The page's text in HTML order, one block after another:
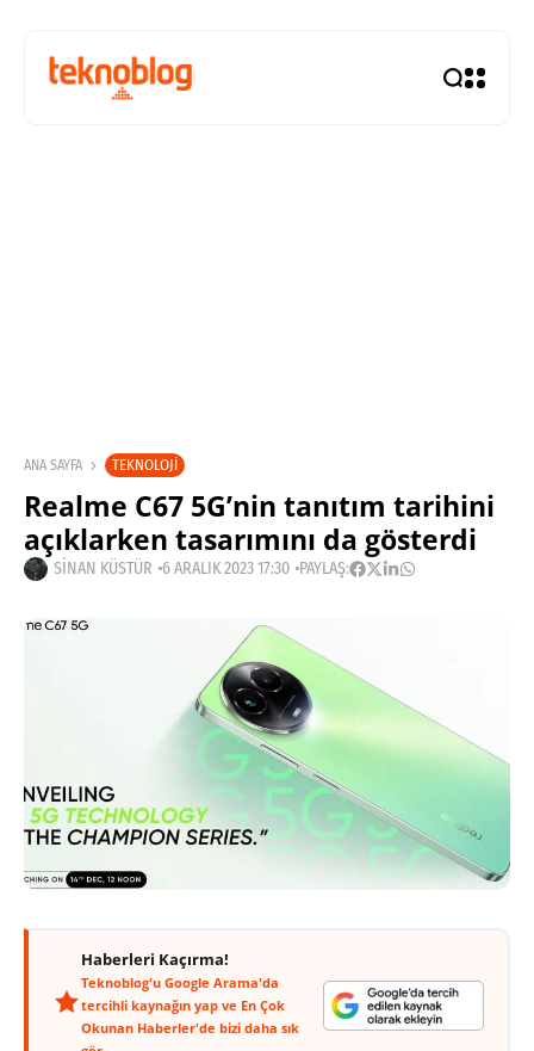
ANA SAYFA TEKNOLOJI
Realme C67 5G’nin tanıtım tarihini
açıklarken tasarımını da gösterdi
SINAN KÜSTÜR 6 ARALIK 2023 17:30 PAYLAŞ:
Haberleri Kaçırma!
Teknoblog'u Google Arama'da
tercihli kaynağın yap ve En Çok
Okunan Haberler'de bizi daha sık